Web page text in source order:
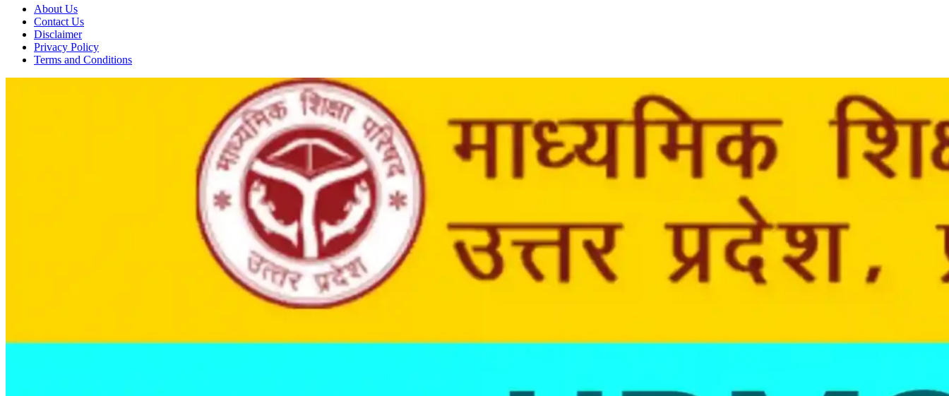
About Us
Contact Us
Disclaimer
Privacy Policy
Terms and Conditions